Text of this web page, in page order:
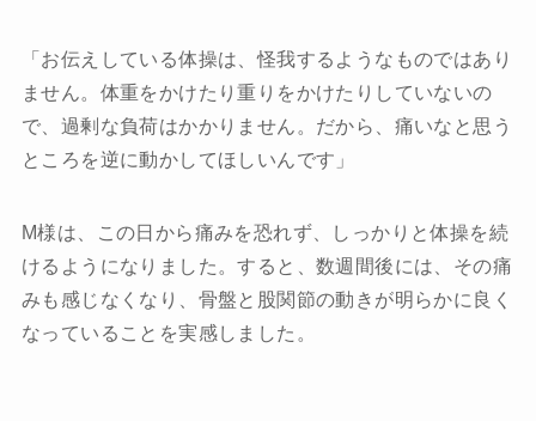
「お伝えしている体操は、怪我するようなものではあり
ません。体重をかけたり重りをかけたりしていないの
で、過剰な負荷はかかりません。だから、痛いなと思う
ところを逆に動かしてほしいんです」
M様は、この日から痛みを恐れず、しっかりと体操を続
けるようになりました。すると、数週間後には、その痛
みも感じなくなり、骨盤と股関節の動きが明らかに良く
なっていることを実感しました。